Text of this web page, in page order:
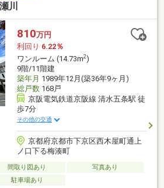
川
810万円
利回り 6.22％
ワンルーム (14.73m2)
9階/11階建
築年月 1989年12月(築36年9ヶ月)
総戸数168戸
京阪電気鉄道京阪線 清水五条駅 徒
歩7分
その他の交通
京都府京都市下京区西木屋町通上
ノ口下る梅湊町
間取り図あり
写真あり
駐車場あり